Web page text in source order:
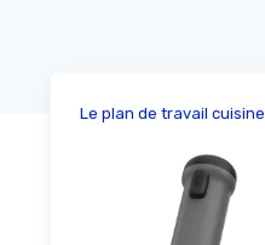
Le plan de travail cuisine